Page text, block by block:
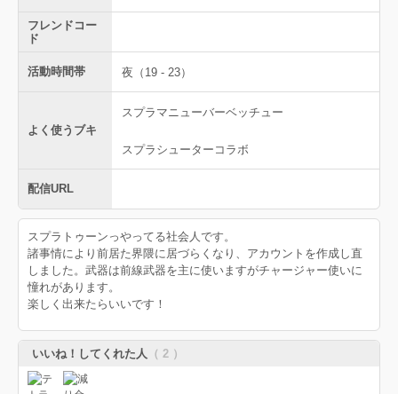
フレンドコー
ド
活動時間帯 夜（19 - 23）
よく使うブキ
スプラマニューバーベッチュー
スプラシューターコラボ
配信URL
スプラトゥーンっやってる社会人です。
諸事情により前居た界隈に居づらくなり、アカウントを作成し直
しました。武器は前線武器を主に使いますがチャージャー使いに
憧れがあります。
楽しく出来たらいいです！
いいね！してくれた人 （ 2 ）